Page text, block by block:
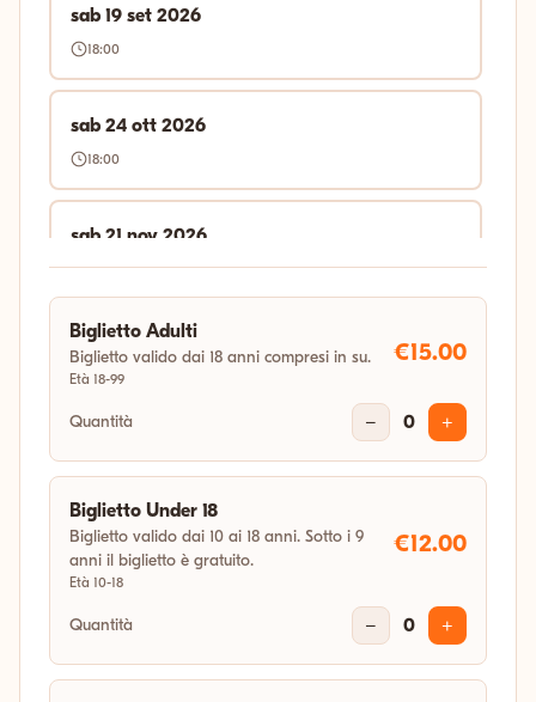
sab 19 set 2026
18:00
sab 24 ott 2026
18:00
sab 21 nov 2026
18:00
sab 19 dic 2026
18:00
gio 31 dic 2026
Biglietto Adulti
Biglietto valido dai 18 anni compresi in su.
Età 18-99
€15.00
Quantità − 0 +
Biglietto Under 18
Biglietto valido dai 10 ai 18 anni. Sotto i 9
anni il biglietto è gratuito.
Età 10-18
€12.00
Quantità − 0 +